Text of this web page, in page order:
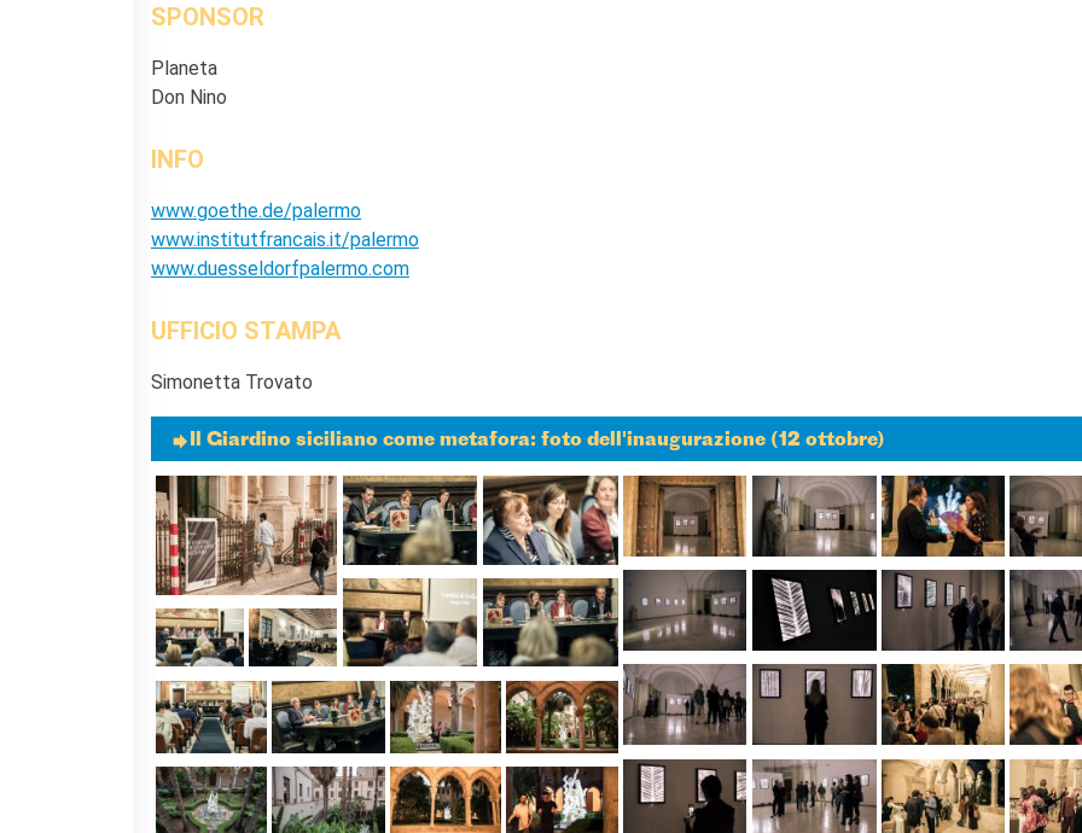
SPONSOR
Planeta
Don Nino
INFO
www.goethe.de/palermo
www.institutfrancais.it/palermo
www.duesseldorfpalermo.com
UFFICIO STAMPA
Simonetta Trovato
Il Giardino siciliano come metafora: foto dell'inaugurazione (12 ottobre)